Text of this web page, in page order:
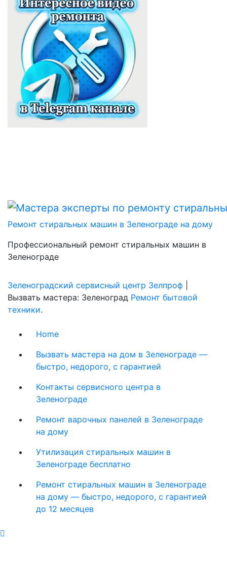
Ремонт стиральных машин в Зеленограде на дому
Профессиональный ремонт стиральных машин в
Зеленограде
Зеленоградский сервисный центр Зелпроф
Вызвать мастера: Зеленоград Ремонт бытовой
техники.
Home
Вызвать мастера на дом в Зеленограде —
быстро, недорого, с гарантией
Контакты сервисного центра в
Зеленограде
Ремонт варочных панелей в Зеленограде
на дому
Утилизация стиральных машин в
Зеленограде бесплатно
Ремонт стиральных машин в Зеленограде
на дому — быстро, недорого, с гарантией
до 12 месяцев